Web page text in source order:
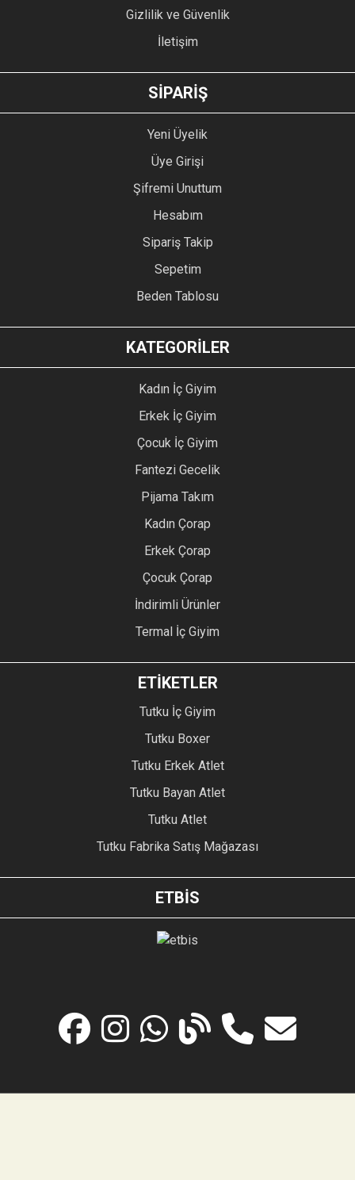
GÖNDER
Gizlilik ve Güvenlik
İletişim
SİPARİŞ
Yeni Üyelik
Üye Girişi
Şifremi Unuttum
Hesabım
Sipariş Takip
Sepetim
Beden Tablosu
KATEGORİLER
Kadın İç Giyim
Erkek İç Giyim
Çocuk İç Giyim
Fantezi Gecelik
Pijama Takım
Kadın Çorap
Erkek Çorap
Çocuk Çorap
İndirimli Ürünler
Termal İç Giyim
ETİKETLER
Tutku İç Giyim
Tutku Boxer
Tutku Erkek Atlet
Tutku Bayan Atlet
Tutku Atlet
Tutku Fabrika Satış Mağazası
ETBİS